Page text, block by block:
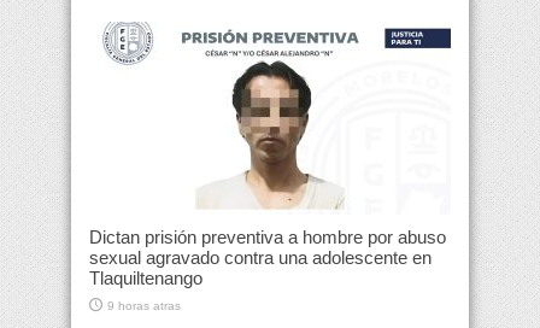
Dictan prisión preventiva a hombre por abuso
sexual agravado contra una adolescente en
Tlaquiltenango
9 horas atras